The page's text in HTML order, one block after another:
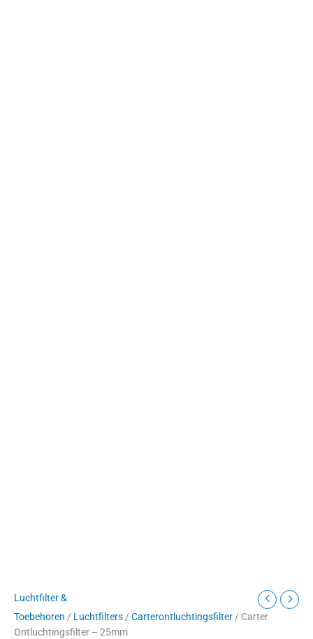
Luchtfilter &
Toebehoren / Luchtfilters / Carterontluchtingsfilter / Carter
Ontluchtingsfilter – 25mm